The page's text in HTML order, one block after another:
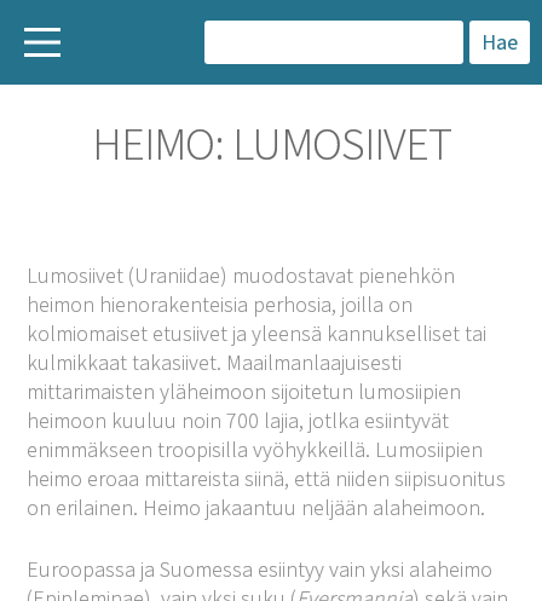
a
k
HEIMO: LUMOSIIVET
Lumosiivet (Uraniidae) muodostavat pienehkön
heimon hienorakenteisia perhosia, joilla on
kolmiomaiset etusiivet ja yleensä kannukselliset tai
kulmikkaat takasiivet. Maailmanlaajuisesti
mittarimaisten yläheimoon sijoitetun lumosiipien
heimoon kuuluu noin 700 lajia, jotlka esiintyvät
enimmäkseen troopisilla vyöhykkeillä. Lumosiipien
heimo eroaa mittareista siinä, että niiden siipisuonitus
on erilainen. Heimo jakaantuu neljään alaheimoon.
Euroopassa ja Suomessa esiintyy vain yksi alaheimo